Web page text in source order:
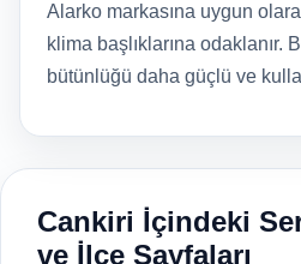
Alarko markasına uygun
klima başlıklarına odaklanır.
bütünlüğü daha güçlü ve
Cankiri İçindeki
ve İlçe Sayfaları